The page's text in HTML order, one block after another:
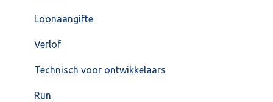
Loonaangifte
Verlof
Technisch voor ontwikkelaars
Run